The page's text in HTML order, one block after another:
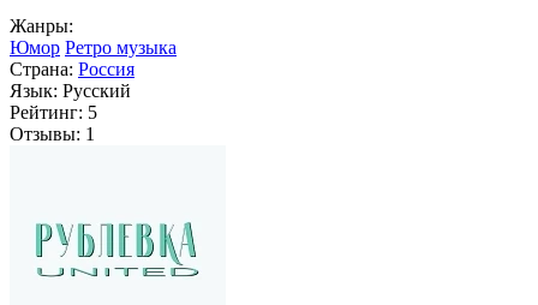
Жанры:
Юмор Ретро музыка
Страна: Россия
Язык: Русский
Рейтинг: 5
Отзывы: 1